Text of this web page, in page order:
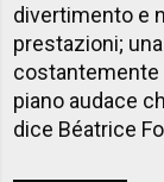
divertimento e
prestazioni;
costantemente
piano audace
dice Béatrice